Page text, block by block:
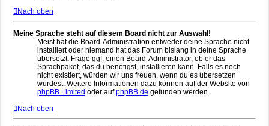
Nach oben
Meine Sprache steht auf diesem Board nicht zur Auswahl!
Meist hat die Board-Administration entweder deine Sprache nicht
installiert oder niemand hat das Forum bislang in deine Sprache
übersetzt. Frage ggf. einen Board-Administrator, ob er das
Sprachpaket, das du benötigst, installieren kann. Falls es noch
nicht existiert, würden wir uns freuen, wenn du es übersetzen
würdest. Weitere Informationen dazu können auf der Website von
phpBB Limited oder aufphpBB.de gefunden werden.
Nach oben